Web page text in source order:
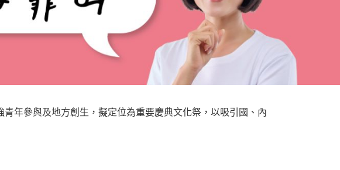
年參與及地方創生，擬定位為重要慶典文化祭，以吸引國、內